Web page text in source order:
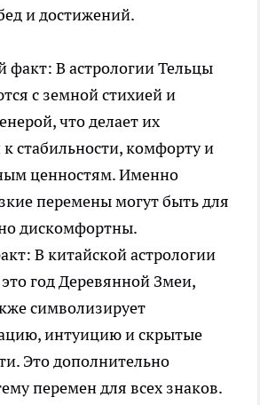
и достижений.
факт: В астрологии Тельцы
с земной стихией и
что делает их
стабильности, комфорту и
ценностям. Именно
перемены могут быть для
дискомфортны.
В китайской астрологии
год Деревянной Змеи,
символизирует
интуицию и скрытые
Это дополнительно
перемен для всех знаков.